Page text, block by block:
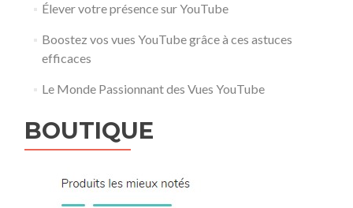
Élever votre présence sur YouTube
Boostez vos vues YouTube grâce à ces astuces
efficaces
Le Monde Passionnant des Vues YouTube
BOUTIQUE